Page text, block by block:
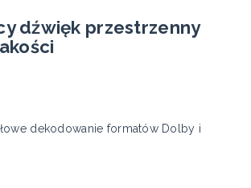
dźwięk przestrzenny
dekodowanie formatów Dolby i